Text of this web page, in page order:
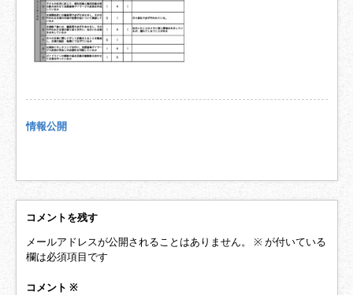
情報公開
コメントを残す
メールアドレスが公開されることはありません。
※が付いている
欄は必須項目です
コメント ※